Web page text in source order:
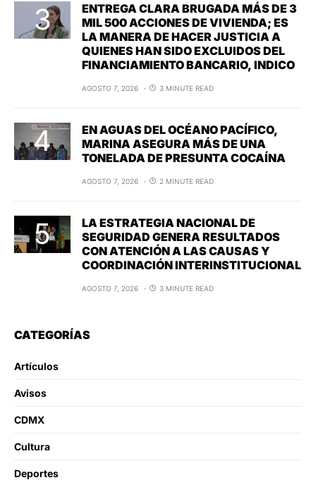
ENTREGA CLARA BRUGADA MÁS DE 3
MIL 500 ACCIONES DE VIVIENDA; ES
LA MANERA DE HACER JUSTICIA A
QUIENES HAN SIDO EXCLUIDOS DEL
FINANCIAMIENTO BANCARIO, INDICO
AGOSTO 7, 2026 3 MINUTE READ
EN AGUAS DEL OCÉANO PACÍFICO,
MARINA ASEGURA MÁS DE UNA
TONELADA DE PRESUNTA COCAÍNA
AGOSTO 7, 2026 2 MINUTE READ
LA ESTRATEGIA NACIONAL DE
SEGURIDAD GENERA RESULTADOS
CON ATENCIÓN A LAS CAUSAS Y
COORDINACIÓN INTERINSTITUCIONAL
AGOSTO 7, 2026 3 MINUTE READ
CATEGORÍAS
Artículos
Avisos
CDMX
Cultura
Deportes